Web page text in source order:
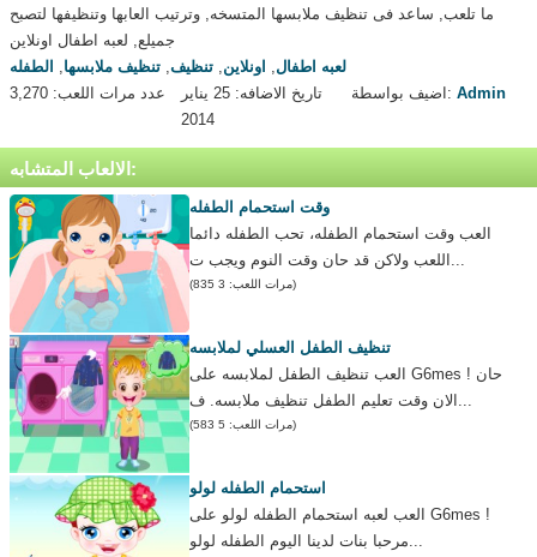
ما تلعب, ساعد فى تنظيف ملابسها المتسخه, وترتيب العابها وتنظيفها لتصبح
جميلع, لعبه اطفال اونلاين
لعبه اطفال, اونلاين, تنظيف, تنظيف ملابسها, الطفله
عدد مرات اللعب: 3,270
تاريخ الاضافه: 25 يناير
2014
اضيف بواسطة:Admin
الالعاب المتشابه:
وقت استحمام الطفله
العب وقت استحمام الطفله، تحب الطفله دائما
اللعب ولاكن قد حان وقت النوم ويجب ت...
(مرات اللعب: 3 835)
تنظيف الطفل العسلي لملابسه
العب تنظيف الطفل لملابسه على G6mes ! حان
الان وقت تعليم الطفل تنظيف ملابسه. ف...
(مرات اللعب: 5 583)
استحمام الطفله لولو
العب لعبه استحمام الطفله لولو على G6mes !
مرحبا بنات لدينا اليوم الطفله لولو...